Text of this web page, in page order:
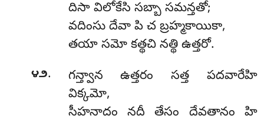
దిసా విలోకేసి సబ్బా సమన్తతో;
వదింసు దేవా పి చ బ్రహ్మకాయికా,
తయా సమో కత్థచి నత్థి ఉత్తరో.
౪౨.
గన్త్వాన ఉత్తరం సత్త పదవారేహి
విక్కమో,